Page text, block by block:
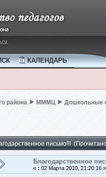
КАЛЕНДАРЬ
района МММЦ Дошкольные
письмо!!!
Благодарственное
« : 02 Марта 2010, 21:20:16 »